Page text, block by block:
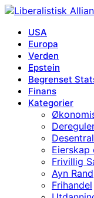
USA
Europa
Verden
Epstein
Begrenset
Finans
Kategorier
Eierskap
Frivillig
Ayn Rand
Frihandel